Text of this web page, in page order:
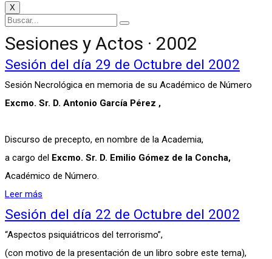
X
Sesiones y Actos · 2002
Sesión del día 29 de Octubre del 2002
Sesión Necrológica en memoria de su Académico de Número
Excmo. Sr. D. Antonio García Pérez ,
Discurso de precepto, en nombre de la Academia,
a cargo del Excmo. Sr. D. Emilio Gómez de la Concha,
Académico de Número.
Leer más
Sesión del día 22 de Octubre del 2002
“Aspectos psiquiátricos del terrorismo”,
(con motivo de la presentación de un libro sobre este tema),